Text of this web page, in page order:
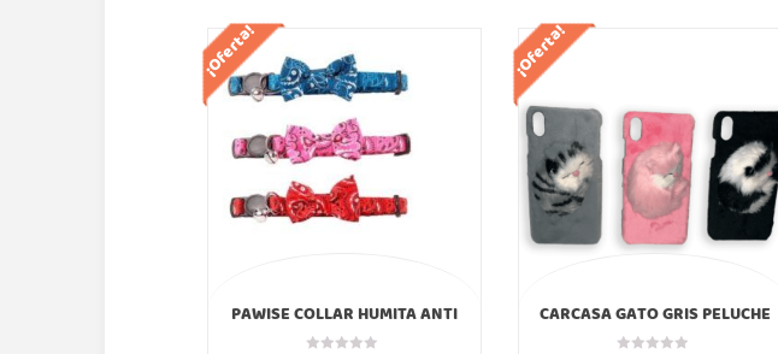
¡Oferta!
PAWISE COLLAR HUMITA ANTI
AHORQUE COLORES
¡Oferta!
CARCASA GATO GRIS PELUCHE
IPHONE